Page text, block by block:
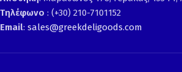
Τηλέφωνο : (+30) 210-7101152
Email: sales@greekdeligoods.com